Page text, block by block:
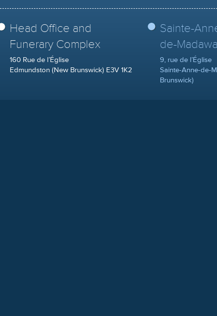
Head Office and
Funerary Complex
160 Rue de l’Église
Edmundston (New Brunswick) E3V 1K2
Sainte-
de-
9, rue de l’Église
Sainte-Anne-de-
Brunswick)